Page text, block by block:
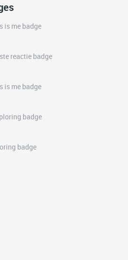
is me badge
reactie badge
is me badge
badge
badge